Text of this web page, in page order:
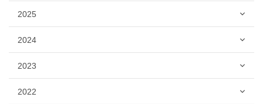
2025
2024
2023
2022